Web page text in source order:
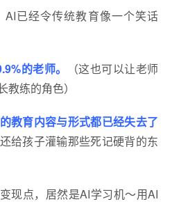
已经令传统教育像一个笑话
的老师。
（这也可以让老师
练的角色）
教育内容与形式都已经失去了
给孩子灌输那些死记硬背的东
现点，居然是AI学习机～用AI